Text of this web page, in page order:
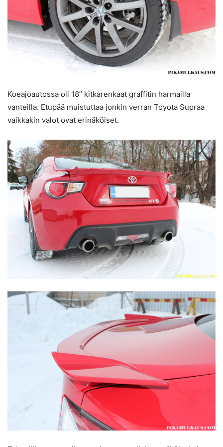
Koeajoautossa oli 18” kitkarenkaat graffitin harmailla
vanteilla. Etupää muistuttaa jonkin verran Toyota Supraa
vaikkakin valot ovat erinäköiset.